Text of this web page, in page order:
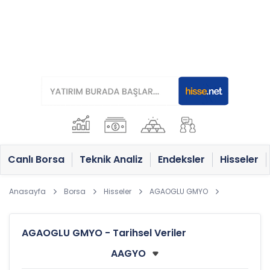
Canlı Borsa Teknik Analiz Endeksler Hisseler
Anasayfa Borsa Hisseler AGAOGLU GMYO
AGAOGLU GMYO - Tarihsel Veriler